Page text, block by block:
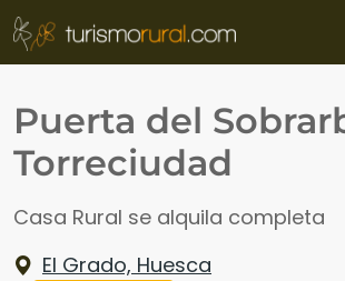
Pasar al contenido principal
Puerta del
Torreciudad
Casa Rural se alquila completa
El Grado, Huesca